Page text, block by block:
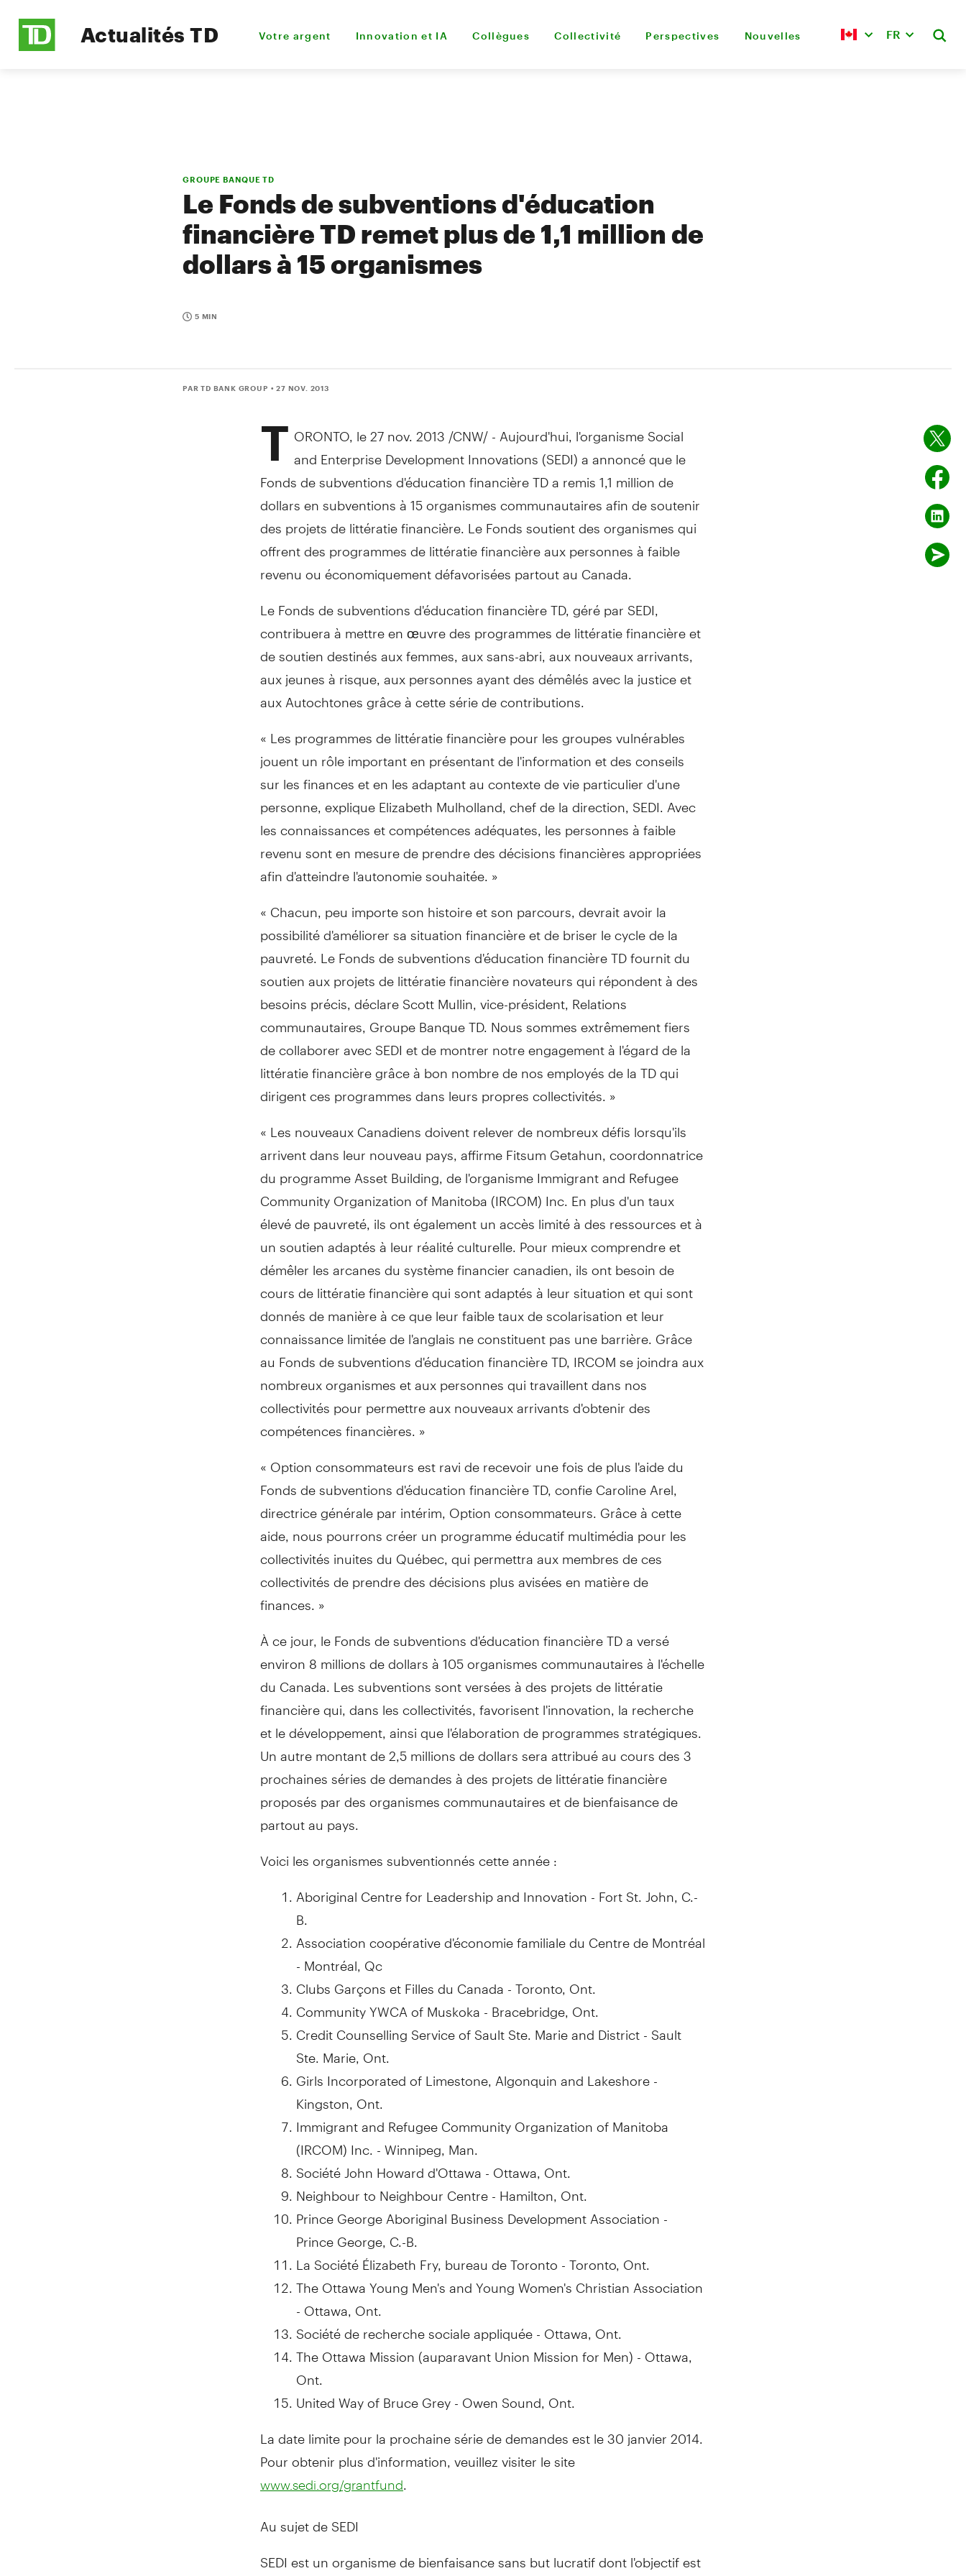
Actualités TD Votre argent Innovation et IA Collègues Collectivité Perspectives Nouvelles FR
GROUPE BANQUE TD
Le Fonds de subventions d'éducation
financière TD remet plus de 1,1 million de
dollars à 15 organismes
5 MIN
PAR TD BANK GROUP • 27 NOV. 2013
T ORONTO, le27 nov. 2013 /CNW/ - Aujourd'hui, l'organisme Social
and Enterprise Development Innovations (SEDI) a annoncé que le
Fonds de subventions d'éducation financière TD a remis 1,1 million de
dollars en subventions à 15 organismes communautaires afin de soutenir
des projets de littératie financière. Le Fonds soutient des organismes qui
offrent des programmes de littératie financière aux personnes à faible
revenu ou économiquement défavorisées partout au Canada
Le Fonds de subventions d'éducation financière TD, géré par SEDI,
contribuera à mettre en œuvre des programmes de littératie financière et
de soutien destinés aux femmes, aux sans-abri, aux nouveaux arrivants,
aux jeunes à risque, aux personnes ayant des démêlés avec la justice et
aux Autochtones grâce à cette série de contributions.
« Les programmes de littératie financière pour les groupes vulnérables
jouent un rôle important en présentant de l'information et des conseils
sur les finances et en les adaptant au contexte de vie particulier d'une
personne, explique Elizabeth Mulholland, chef de la direction, SEDI. Avec
les connaissances et compétences adéquates, les personnes à faible
revenu sont en mesure de prendre des décisions financières appropriées
afin d'atteindre l'autonomie souhaitée. »
« Chacun, peu importe son histoire et son parcours, devrait avoir la
possibilité d'améliorer sa situation financière et de briser le cycle de la
pauvreté. Le Fonds de subventions d'éducation financière TD fournit du
soutien aux projets de littératie financière novateurs qui répondent à des
besoins précis, déclare Scott Mullin, vice-président, Relations
communautaires, Groupe Banque TD. Nous sommes extrêmement fiers
de collaborer avec SEDI et de montrer notre engagement à l'égard de la
littératie financière grâce à bon nombre de nos employés de la TD qui
dirigent ces programmes dans leurs propres collectivités. »
« Les nouveaux Canadiens doivent relever de nombreux défis lorsqu'ils
arrivent dans leur nouveau pays, affirmeFitsum Getahun , coordonnatrice
du programme Asset Building, de l'organisme Immigrant and Refugee
Community Organization ofManitoba(IRCOM) Inc. En plus d'un taux
élevé de pauvreté, ils ont également un accès limité à des ressources et à
un soutien adaptés à leur réalité culturelle. Pour mieux comprendre et
démêler les arcanes du système financier canadien, ils ont besoin de
cours de littératie financière qui sont adaptés à leur situation et qui sont
donnés de manière à ce que leur faible taux de scolarisation et leur
connaissance limitée de l'anglais ne constituent pas une barrière. Grâce
au Fonds de subventions d'éducation financière TD, IRCOM se joindra aux
nombreux organismes et aux personnes qui travaillent dans nos
collectivités pour permettre aux nouveaux arrivants d'obtenir des
compétences financières. »
« Option consommateurs est ravi de recevoir une fois de plus l'aide du
Fonds de subventions d'éducation financière TD, confie Caroline Arel,
directrice générale par intérim, Option consommateurs. Grâce à cette
aide, nous pourrons créer un programme éducatif multimédia pour les
collectivités inuites du Québec, qui permettra aux membres de ces
collectivités de prendre des décisions plus avisées en matière de
finances. »
À ce jour, le Fonds de subventions d'éducation financière TD a versé
environ 8 millions de dollars à 105 organismes communautaires à l'échelle
du Canada . Les subventions sont versées à des projets de littératie
financière qui, dans les collectivités, favorisent l'innovation, la recherche
et le développement, ainsi que l'élaboration de programmes stratégiques.
Un autre montant de 2,5 millions de dollars sera attribué au cours des 3
prochaines séries de demandes à des projets de littératie financière
proposés par des organismes communautaires et de bienfaisance de
partout au pays.
Voici les organismes subventionnés cette année :
Aboriginal Centre for Leadership and Innovation -Fort St. John , C.-
B.
Association coopérative d'économie familiale du Centre de Montréal
- Montréal, Qc
Clubs Garçons et Filles du Canada-Toronto, Ont.
Community YWCA of Muskoka -Bracebridge, Ont.
Credit Counselling Service ofSault Ste. Marieand District -Sault
Ste. Marie, Ont.
Girls Incorporated of Limestone, Algonquin and Lakeshore -
Kingston, Ont.
Immigrant and Refugee Community Organization ofManitoba
(IRCOM) Inc. -Winnipeg, Man
SociétéJohn Howardd'Ottawa-Ottawa, Ont.
Neighbour to Neighbour Centre -Hamilton, Ont.
Prince George Aboriginal Business Development Association -
Prince George , C.-B.
La Société Élizabeth Fry, bureau deToronto-Toronto, Ont.
The Ottawa Young Men's andYoung Women'sChristian Association
-Ottawa, Ont.
Société de recherche sociale appliquée -Ottawa, Ont.
The Ottawa Mission (auparavant Union Mission for Men) -Ottawa,
Ont.
UnitedWayofBruce Grey-Owen Sound, Ont.
La date limite pour la prochaine série de demandes est le 30 janvier 2014.
Pour obtenir plus d'information, veuillez visiter le site
www.sedi.org/grantfund
Au sujet de SEDI
SEDI est un organisme de bienfaisance sans but lucratif dont l'objectif est